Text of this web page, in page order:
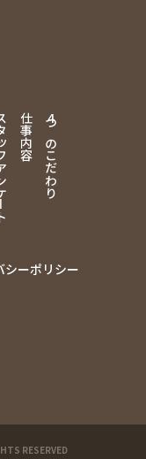
4
つのこだわり
仕事内容
ート
シーポリシー
RESERVED